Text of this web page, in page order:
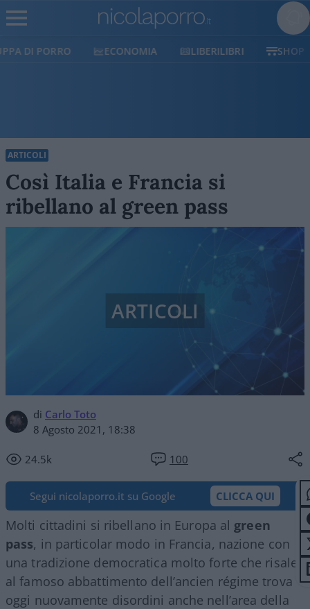
ECONOMIA LIBERILIBRI SHOP SOSTIENICI
ARTICOLI
Così Italia e Francia si
ribellano al green pass
di Carlo Toto
8 Agosto 2021, 18:38
24.5k 100
ARTICOLI
Segui nicolaporro.it su Google CLICCA QUI
Molti cittadini si ribellano in Europa al green
pass, in particolar modo in Francia, nazione con
una tradizione democratica molto forte che risale
al famoso abbattimento dell’ancien régime trova
oggi nuovamente disordini anche nell’area della